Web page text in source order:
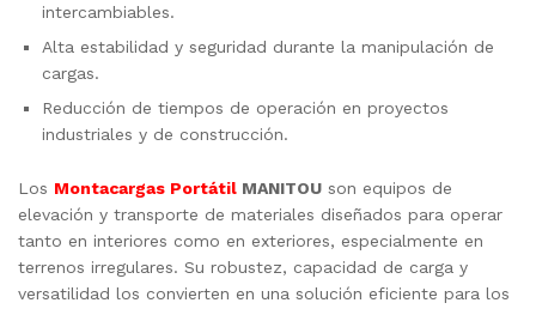
intercambiables.
Alta estabilidad y seguridad durante la manipulación de
cargas.
Reducción de tiempos de operación en proyectos
industriales y de construcción.
Los Montacargas Portátil MANITOU son equipos de
elevación y transporte de materiales diseñados para operar
tanto en interiores como en exteriores, especialmente en
terrenos irregulares. Su robustez, capacidad de carga y
versatilidad los convierten en una solución eficiente para los